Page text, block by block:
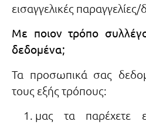
εισαγγελικές παραγγελίες/
Με ποιον τρόπο
δεδομένα;
Τα προσωπικά σας
τους εξής τρόπους:
μας τα παρέχετε